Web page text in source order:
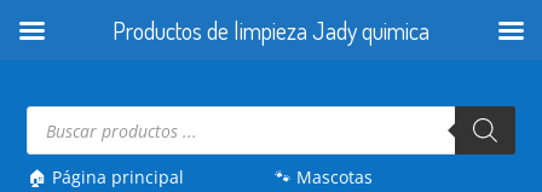
Búsqueda
productos
🏠 Página principal
🐾 Mascotas
Productos de limpieza Jady quimica